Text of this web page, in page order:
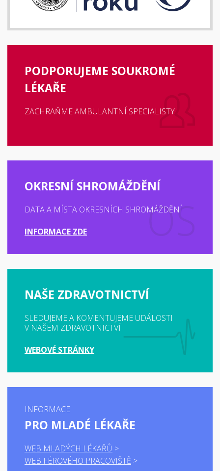
PODPORUJEME SOUKROMÉ
LÉKAŘE
ZACHRAŇME AMBULANTNÍ SPECIALISTY
OKRESNÍ SHROMÁŽDĚNÍ
DATA A MÍSTA OKRESNÍCH SHROMÁŽDĚNÍ
INFORMACE ZDE
NAŠE ZDRAVOTNICTVÍ
SLEDUJEME A KOMENTUJEME UDÁLOSTI
V NAŠEM ZDRAVOTNICTVÍ
WEBOVÉ STRÁNKY
INFORMACE
PRO MLADÉ LÉKAŘE
WEB MLADÝCH LÉKAŘŮ
WEB FÉROVÉHO PRACOVIŠTĚ